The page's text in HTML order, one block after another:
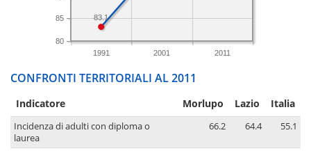
1991 2001 2011
80
85 83.1
CONFRONTI TERRITORIALI AL 2011
Indicatore Morlupo Lazio Italia
Incidenza di adulti con diploma o
laurea
66.2 64.4 55.1